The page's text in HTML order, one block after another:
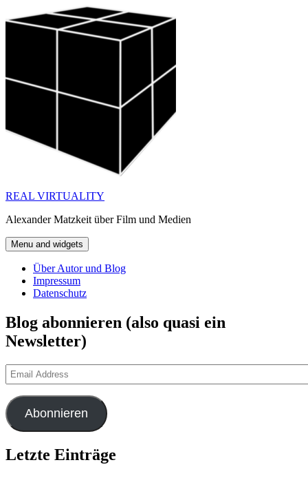
to
REAL VIRTUALITY
Alexander Matzkeit über Film und Medien
Menu and widgets
Über Autor und Blog
Impressum
Datenschutz
Blog abonnieren (also quasi ein
Newsletter)
Email
Address
Abonnieren
Letzte Einträge